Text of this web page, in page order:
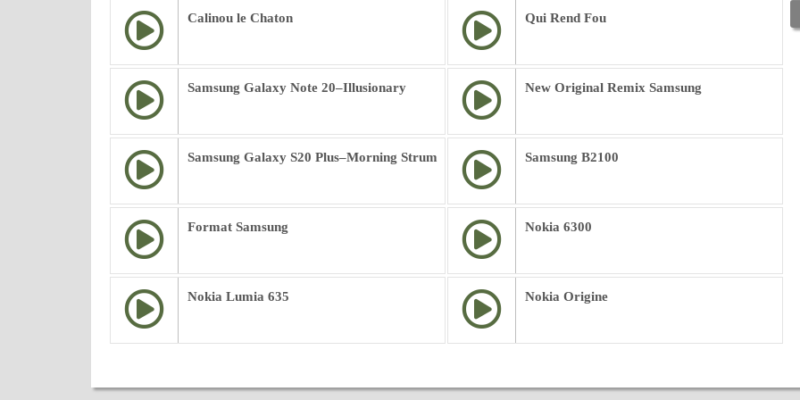
Calinou le Chaton Qui Rend Fou
Samsung Galaxy Note 20–Illusionary New Original Remix Samsung
Samsung Galaxy S20 Plus–Morning Strum Samsung B2100
Format Samsung Nokia 6300
Nokia Lumia 635 Nokia Origine